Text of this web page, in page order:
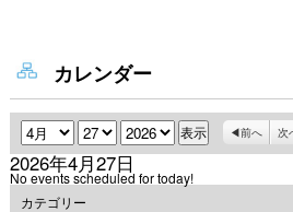
カレンダー
月 日 年 前へ 次
2026年4月27日
No events scheduled for today!
カテゴリー